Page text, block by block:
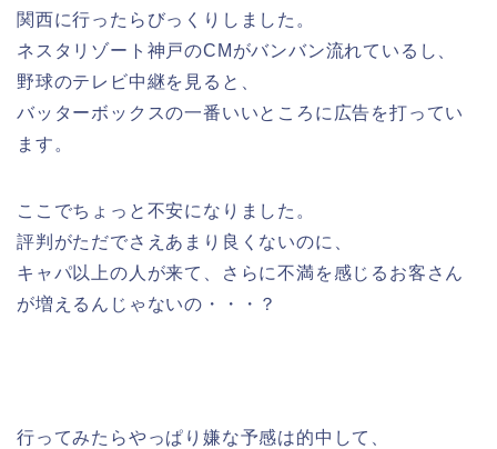
関西に行ったらびっくりしました。
ネスタリゾート神戸のCMがバンバン流れているし、
野球のテレビ中継を見ると、
バッターボックスの一番いいところに広告を打ってい
ます。
ここでちょっと不安になりました。
評判がただでさえあまり良くないのに、
キャパ以上の人が来て、さらに不満を感じるお客さん
が増えるんじゃないの・・・？
行ってみたらやっぱり嫌な予感は的中して、